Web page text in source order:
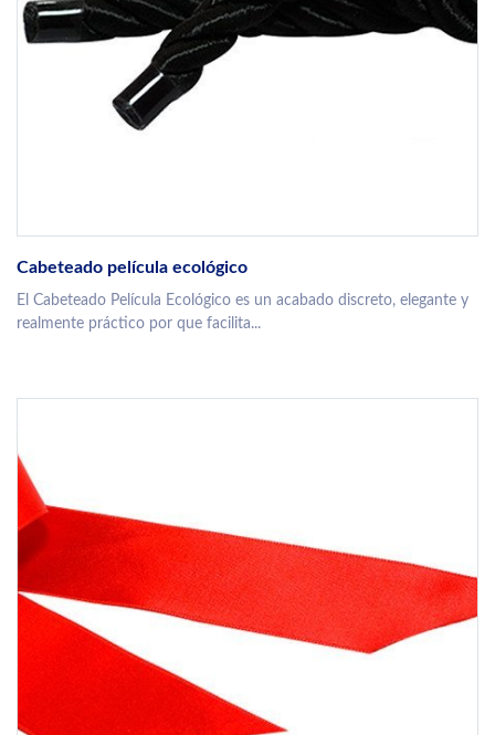
Cabeteado película ecológico
El Cabeteado Película Ecológico es un acabado discreto, elegante y
realmente práctico por que facilita...